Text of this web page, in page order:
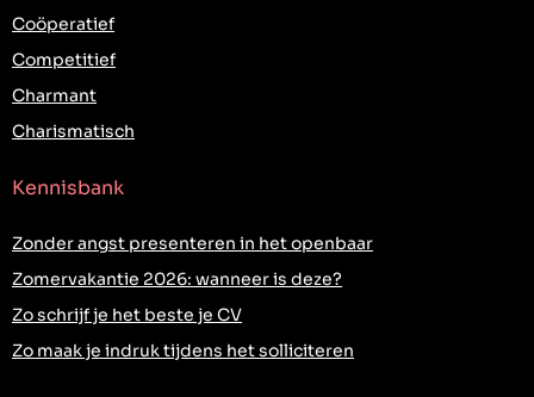
Coöperatief
Competitief
Charmant
Charismatisch
Kennisbank
Zonder angst presenteren in het openbaar
Zomervakantie 2026: wanneer is deze?
Zo schrijf je het beste je CV
Zo maak je indruk tijdens het solliciteren